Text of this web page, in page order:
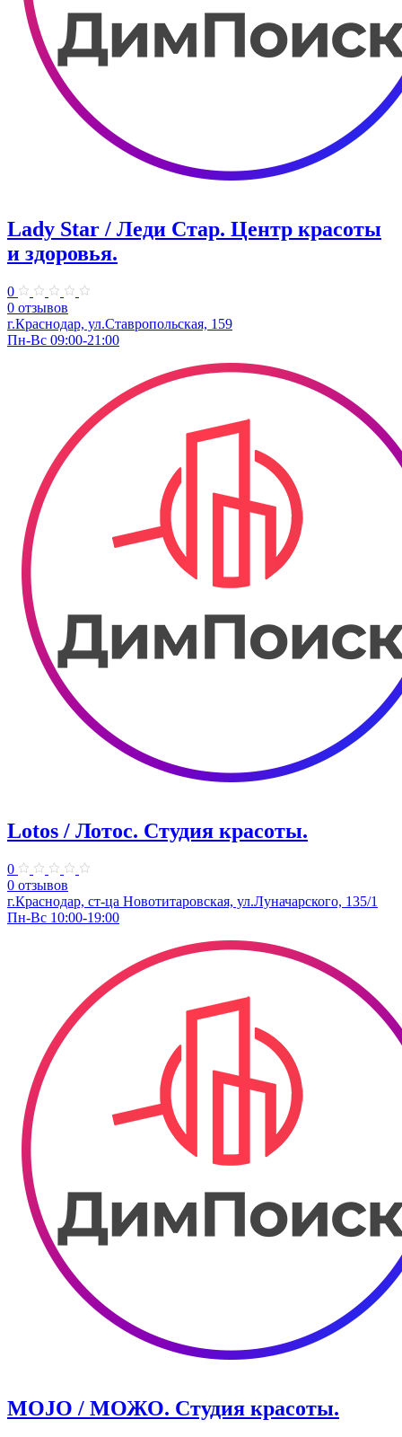
Lady Star / Леди Стар. Центр красоты
и здоровья.
0
0 отзывов
г.Краснодар, ул.Ставропольская, 159
Пн-Вс 09:00-21:00
Lotos / Лотос. Студия красоты.
0
0 отзывов
г.Краснодар, ст-ца Новотитаровская, ул.Луначарского, 135/1
Пн-Вс 10:00-19:00
MOJO / МОЖО. Студия красоты.